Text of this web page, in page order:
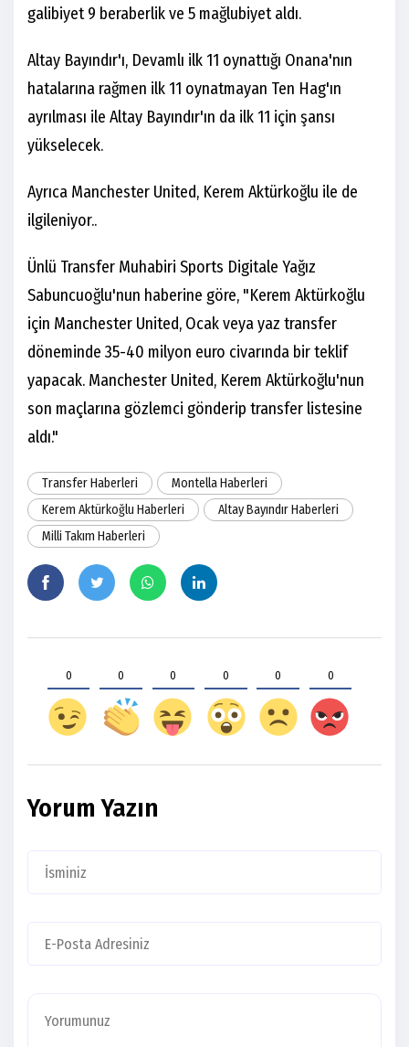
galibiyet 9 beraberlik ve 5 mağlubiyet aldı.
Altay Bayındır'ı, Devamlı ilk 11 oynattığı Onana'nın
hatalarına rağmen ilk 11 oynatmayan Ten Hag'ın
ayrılması ile Altay Bayındır'ın da ilk 11 için şansı
yükselecek.
Ayrıca Manchester United, Kerem Aktürkoğlu ile de
ilgileniyor..
Ünlü Transfer Muhabiri Sports Digitale Yağız
Sabuncuoğlu'nun haberine göre, "Kerem Aktürkoğlu
için Manchester United, Ocak veya yaz transfer
döneminde 35-40 milyon euro civarında bir teklif
yapacak. Manchester United, Kerem Aktürkoğlu'nun
son maçlarına gözlemci gönderip transfer listesine
aldı."
Transfer Haberleri
Montella Haberleri
Kerem Aktürkoğlu Haberleri
Altay Bayındır Haberleri
Milli Takım Haberleri
0 0 0 0 0 0
Yorum Yazın